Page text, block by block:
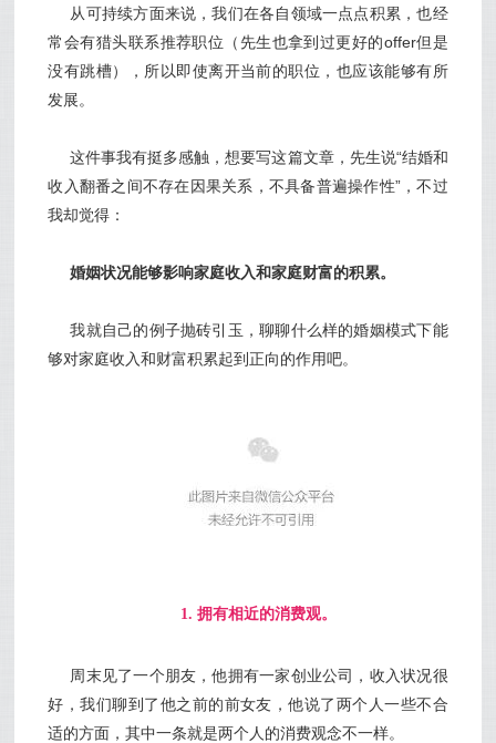
从可持续方面来说，我们在各自领域一点点积累，也经
常会有猎头联系推荐职位（先生也拿到过更好的offer但是
没有跳槽），所以即使离开当前的职位，也应该能够有所
发展。
这件事我有挺多感触，想要写这篇文章，先生说“结婚和
收入翻番之间不存在因果关系，不具备普遍操作性”，不过
我却觉得：
婚姻状况能够影响家庭收入和家庭财富的积累。
我就自己的例子抛砖引玉，聊聊什么样的婚姻模式下能
够对家庭收入和财富积累起到正向的作用吧。
1. 拥有相近的消费观。
周末见了一个朋友，他拥有一家创业公司，收入状况很
好，我们聊到了他之前的前女友，他说了两个人一些不合
适的方面，其中一条就是两个人的消费观念不一样。